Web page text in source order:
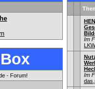
- Forum!
Im
Im